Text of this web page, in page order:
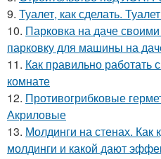
9. Туалет, как сделать.
10. Парковка на даче
парковку для машины на
11. Как правильно работать
комнате
12. Противогрибковые
Акриловые
13. Молдинги на стенах. Как
молдинги и какой дают